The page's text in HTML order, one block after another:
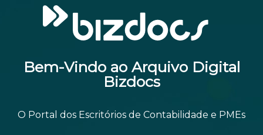
Bem-Vindo ao Arquivo Digital
Bizdocs
O Portal dos Escritórios de Contabilidade e PMEs